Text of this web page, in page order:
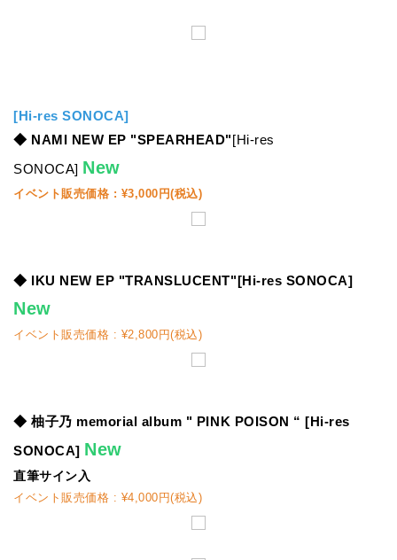
[Hi-res SONOCA]
◆ NAMI NEW EP "SPEARHEAD"[Hi-res
SONOCA] New
イベント販売価格 : ¥3,000円(税込)
◆ IKU NEW EP "TRANSLUCENT"[Hi-res SONOCA]
New
イベント販売価格 : ¥2,800円(税込)
◆ 柚子乃 memorial album " PINK POISON “ [Hi-res
SONOCA] New
直筆サイン入
イベント販売価格 : ¥4,000円(税込)